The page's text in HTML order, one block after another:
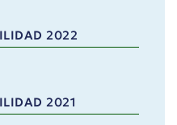
2022
2021